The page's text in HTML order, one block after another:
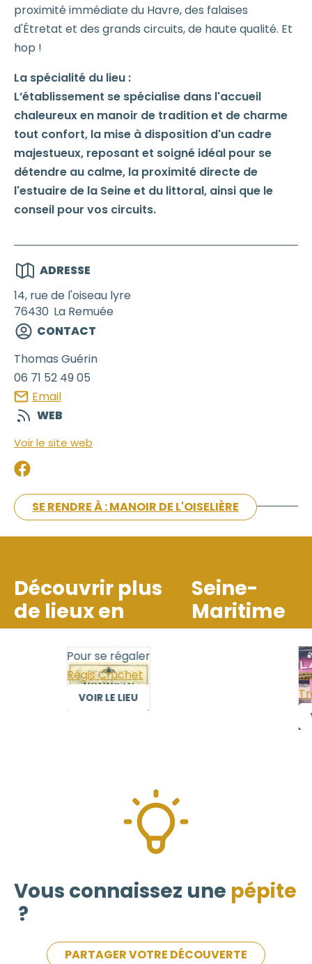
proximité immédiate du Havre, des falaises
d'Étretat et des grands circuits, de haute qualité. Et
hop !
La spécialité du lieu :
L’établissement se spécialise dans l'accueil
chaleureux en manoir de tradition et de charme
tout confort, la mise à disposition d'un cadre
majestueux, reposant et soigné idéal pour se
détendre au calme, la proximité directe de
l'estuaire de la Seine et du littoral, ainsi que le
conseil pour vos circuits.
ADRESSE
14, rue de l'oiseau lyre
76430 La Remuée
CONTACT
Thomas Guérin
06 71 52 49 05
Email
WEB
Voir le site web
SE RENDRE À : MANOIR DE L'OISELIÈRE
Découvrir plus
de lieux en
Seine-
Maritime
Pour se régaler
Régis Cruchet
VOIR LE LIEU
Vous connaissez une pépite
?
PARTAGER VOTRE DÉCOUVERTE